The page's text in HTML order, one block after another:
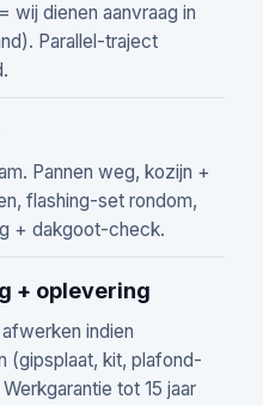
wij dienen aanvraag in
Parallel-traject
Pannen weg, kozijn +
flashing-set rondom,
+ dakgoot-check.
+ oplevering
indien
(gipsplaat, kit, plafond-
tot 15 jaar